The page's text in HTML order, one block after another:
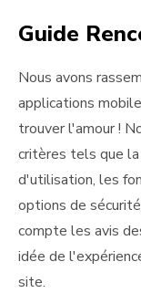
Guide
Nous avons
applications
trouver l'amour !
critères tels que
d'utilisation, les
options de
compte les avis
idée de
site.